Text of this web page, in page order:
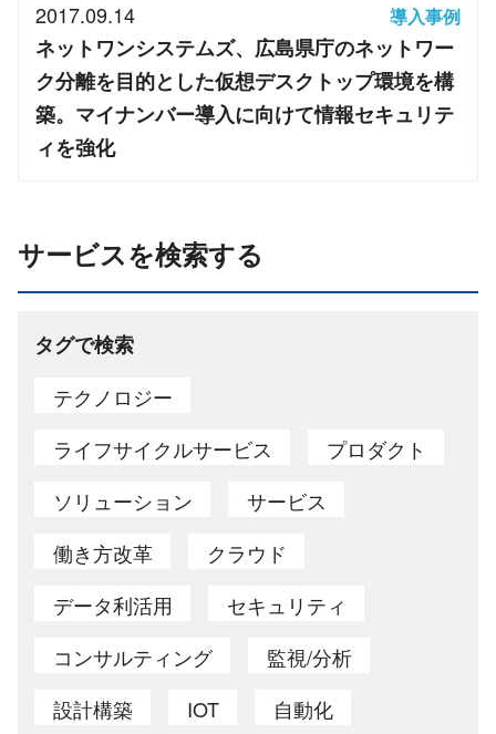
2017.09.14 導入事例
ネットワンシステムズ、広島県庁のネットワー
ク分離を目的とした仮想デスクトップ環境を構
築。マイナンバー導入に向けて情報セキュリテ
ィを強化
サービスを検索する
タグで検索
テクノロジー
ライフサイクルサービス
プロダクト
ソリューション
サービス
働き方改革
クラウド
データ利活用
セキュリティ
コンサルティング
監視/分析
設計構築
IOT
自動化